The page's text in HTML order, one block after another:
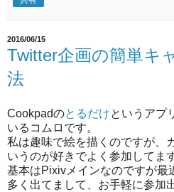
2016/06/15
Twitter企画の簡単キ
法
Cookpadのとるだけというアプ
いるコムロです。
私は趣味で絵を描くのですが、
いうのが好きでよく参加してます
基本はPixivメインなのですが最
多く出てまして、お手軽に参加